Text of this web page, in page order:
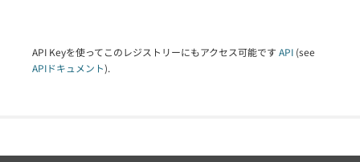
API Keyを使ってこのレジストリーにもアクセス可能です API (see
APIドキュメント).